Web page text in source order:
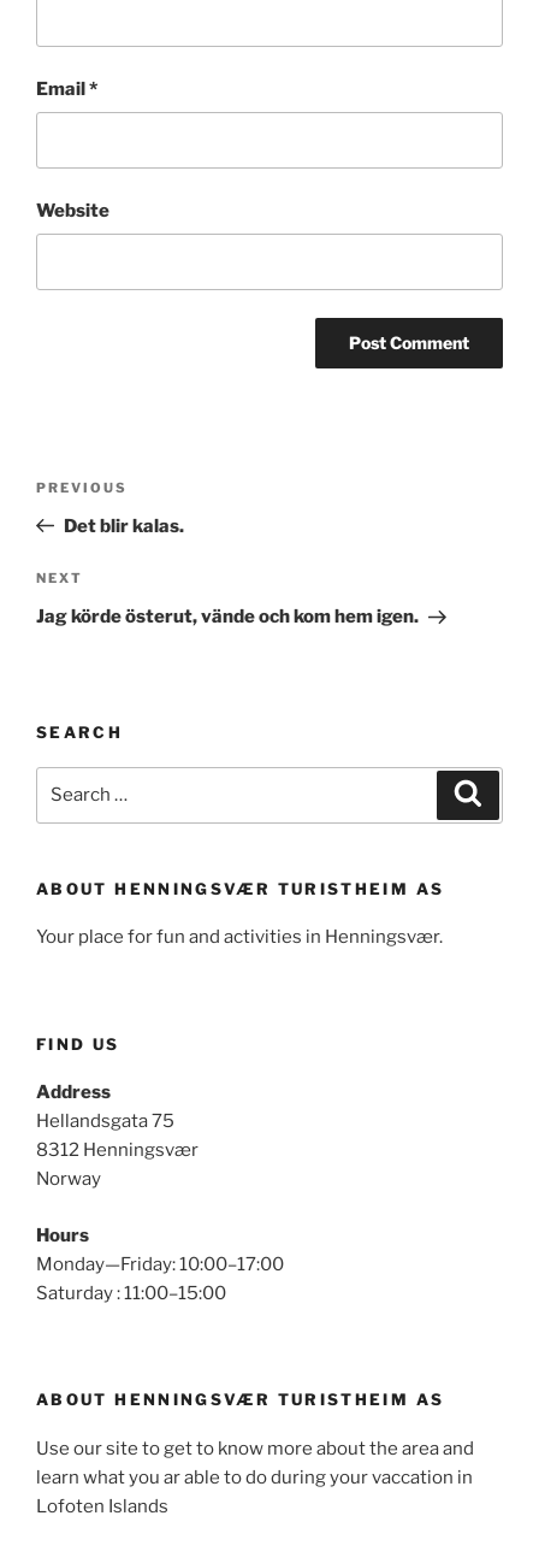
Email*
Website
Previous
Post
PREVIOUS
Det blir kalas.
Next
Post
NEXT
Jag körde österut, vände och kom hem igen.
SEARCH
ABOUT HENNINGSVÆR TURISTHEIM AS
Your place for fun and activities in Henningsvær.
FIND US
Address
Hellandsgata 75
8312 Henningsvær
Norway
Hours
Monday—Friday: 10:00–17:00
Saturday : 11:00–15:00
ABOUT HENNINGSVÆR TURISTHEIM AS
Use our site to get to know more about the area and
learn what you ar able to do during your vaccation in
Lofoten Islands